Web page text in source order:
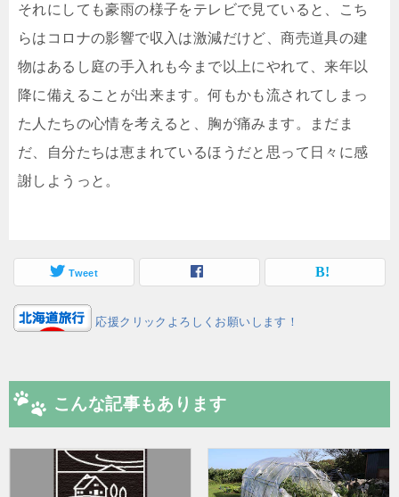
それにしても豪雨の様子をテレビで見ていると、こち
らはコロナの影響で収入は激減だけど、商売道具の建
物はあるし庭の手入れも今まで以上にやれて、来年以
降に備えることが出来ます。何もかも流されてしまっ
た人たちの心情を考えると、胸が痛みます。まだま
だ、自分たちは恵まれているほうだと思って日々に感
謝しようっと。
Tweet
応援クリックよろしくお願いします！
こんな記事もあります